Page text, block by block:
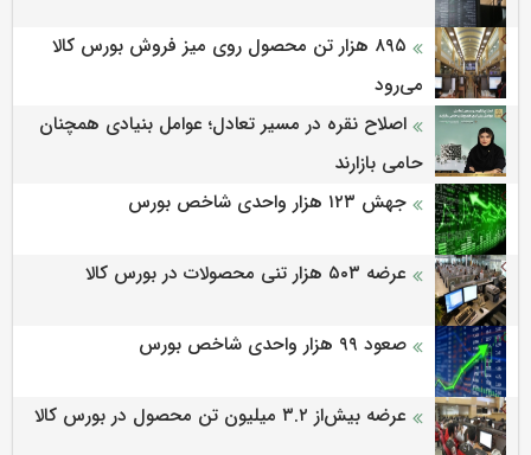
۸۹۵ هزار تن محصول روی میز فروش بورس کالا
می‌‌رود
اصلاح نقره در مسیر تعادل؛ عوامل بنیادی همچنان
حامی بازارند
جهش ۱۲۳ هزار واحدی شاخص بورس
عرضه ۵۰۳ هزار تنی محصولات در بورس کالا
صعود ۹۹ هزار واحدی شاخص بورس
عرضه بیش‌از ۳.۲ میلیون تن محصول در بورس کالا